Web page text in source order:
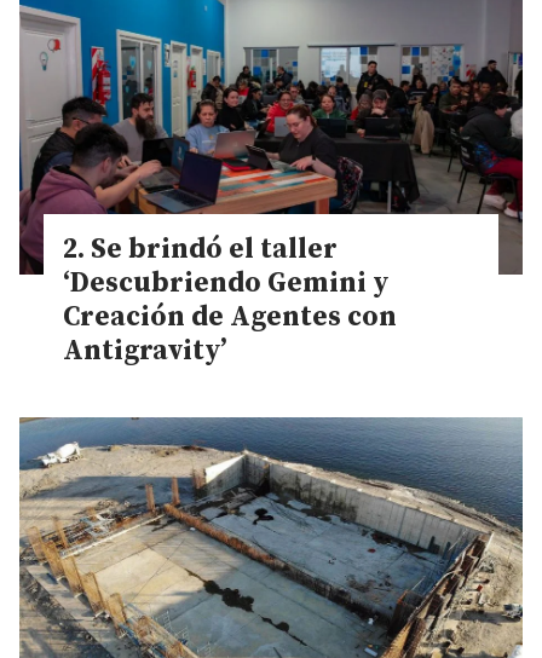
Se brindó el taller
‘Descubriendo Gemini y
Creación de Agentes con
Antigravity’